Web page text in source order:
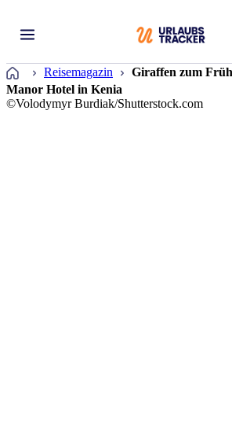
Startseite
Reisemagazin
Giraffen zum
Manor Hotel in Kenia
©Volodymyr Burdiak/Shutterstock.com